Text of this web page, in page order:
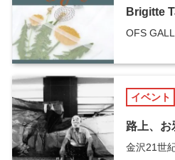
Brigitte
OFS
イベント
路上、お
金沢21世